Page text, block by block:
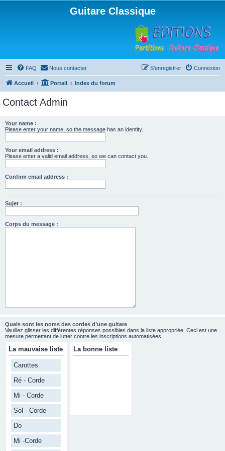
Guitare Classique
FAQ Nous contacter Connexion
S’enregistrer
Accueil Portail Index du forum
Contact Admin
Your name :
Please enter your name, so the message has an identity.
Your email address :
Please enter a valid email address, so we can contact you.
Confirm email address :
Sujet :
Corps du message :
Quels sont les noms des cordes d’une guitare
Veuillez glisser les différentes réponses possibles dans la liste appropriée. Ceci est une
mesure permettant de lutter contre les inscriptions automatisées.
La mauvaise liste
Carottes
Ré - Corde
Mi - Corde
Sol - Corde
Do
Mi -Corde
La bonne liste